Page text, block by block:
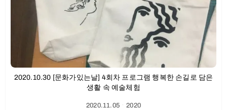
2020.10.30 [문화가있는날] 4회차 프로그램 행복한 손길로 담은
생활 속 예술체험
2020.11.05ㆍ2020